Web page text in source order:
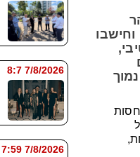
7/8/2026 8:7
7/8/2026 7:59